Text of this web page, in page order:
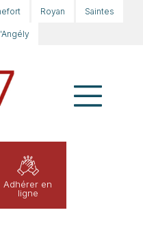
Royan Saintes
Adhérer en
ligne